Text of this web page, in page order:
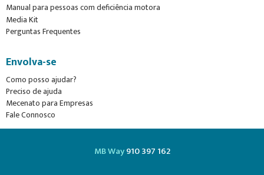
Manual para pessoas com deficiência motora
Media Kit
Perguntas Frequentes
Envolva-se
Como posso ajudar?
Preciso de ajuda
Mecenato para Empresas
Fale Connosco
MB Way910 397 162